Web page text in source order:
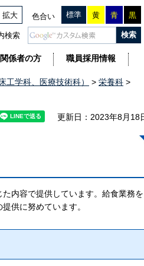
拡大 色合い 標準 黄 青 黒
検索
係者の方 職員採用情報
学科、医療技術科） > 栄養科 >
更新日：2023年8月18
内容で提供しています。給食業務を
供に努めています。